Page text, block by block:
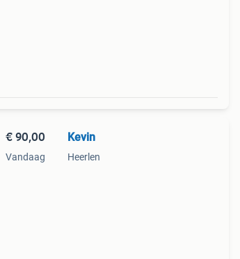
€ 90,00
Vandaag
Kevin
Heerlen